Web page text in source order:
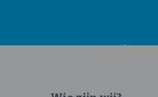
Wat is